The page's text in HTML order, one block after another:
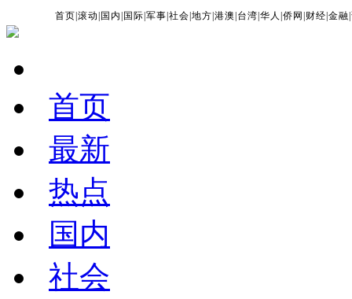
首页 |滚动 国内 国际 |军事 |社会 |地方 |港澳 台湾 |华人 |侨网 财经 |金融 |
首页
最新
热点
国内
社会